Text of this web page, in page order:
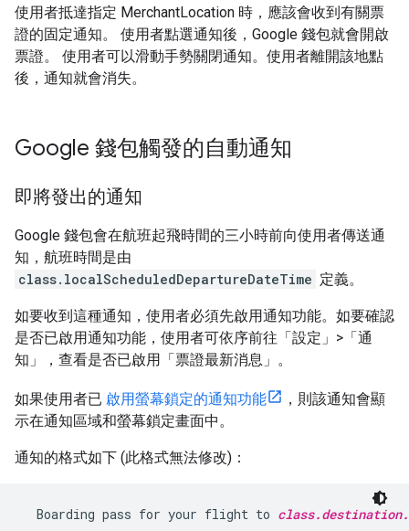
使用者抵達指定 MerchantLocation 時，應該會收到有關票
證的固定通知。 使用者點選通知後，Google 錢包就會開啟
票證。 使用者可以滑動手勢關閉通知。使用者離開該地點
後，通知就會消失。
Google 錢包觸發的自動通知
即將發出的通知
Google 錢包會在航班起飛時間的三小時前向使用者傳送通
知，航班時間是由
class.localScheduledDepartureDateTime 定義。
如要收到這種通知，使用者必須先啟用通知功能。如要確認
是否已啟用通知功能，使用者可依序前往「設定」>「通
知」
，查看是否已啟用「票證最新消息」 。
如果使用者已 啟用螢幕鎖定的通知功能
，則該通知會顯
示在通知區域和螢幕鎖定畫面中。
通知的格式如下 (此格式無法修改)：
  Boarding pass for your flight to